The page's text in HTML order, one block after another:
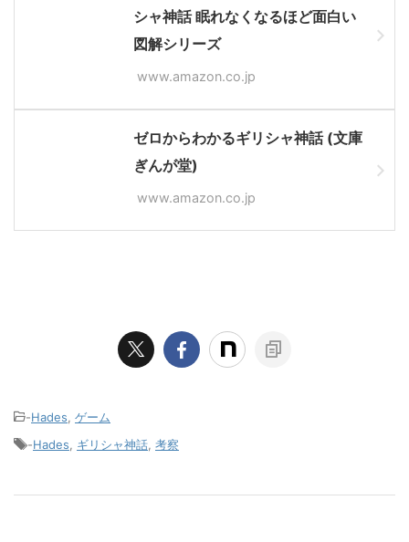
シャ神話 眠れなくなるほど面白い
図解シリーズ
www.amazon.co.jp
ゼロからわかるギリシャ神話 (文庫
ぎんが堂)
www.amazon.co.jp
-Hades ゲーム
-Hades ギリシャ神話 考察